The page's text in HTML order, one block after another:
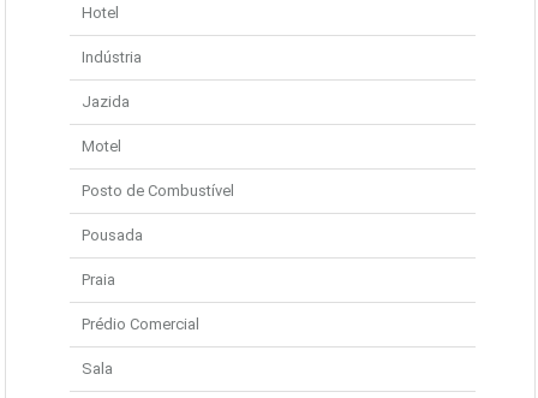
Hotel
Indústria
Jazida
Motel
Posto de Combustível
Pousada
Praia
Prédio Comercial
Sala